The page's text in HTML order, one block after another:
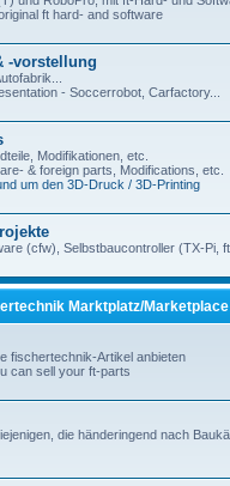
ft hard- and software
-vorstellung
- Soccerrobot, Carfactory...
Modifikationen, etc.
& foreign parts, Modifications, etc.
um den 3D-Druck / 3D-Printing
(cfw), Selbstbaucontroller (TX-Pi,
Marktplatz/Marketplace
fischertechnik-Artikel anbieten
can sell your ft-parts
die händeringend nach